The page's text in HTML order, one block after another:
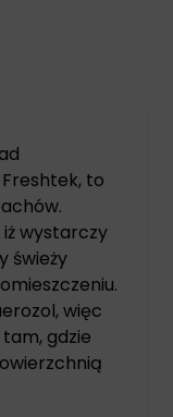
to
iż wystarczy
świeży
więc
gdzie